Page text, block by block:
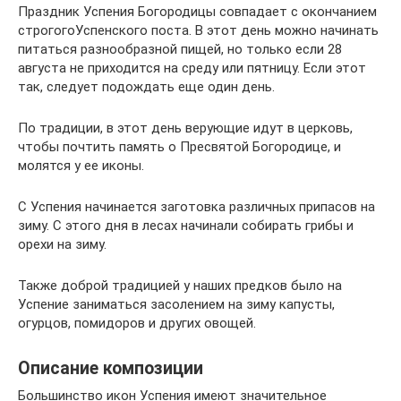
Праздник Успения Богородицы совпадает с окончанием
строгогоУспенского поста. В этот день можно начинать
питаться разнообразной пищей, но только если 28
августа не приходится на среду или пятницу. Если этот
так, следует подождать еще один день.
По традиции, в этот день верующие идут в церковь,
чтобы почтить память о Пресвятой Богородице, и
молятся у ее иконы.
С Успения начинается заготовка различных припасов на
зиму. С этого дня в лесах начинали собирать грибы и
орехи на зиму.
Также доброй традицией у наших предков было на
Успение заниматься засолением на зиму капусты,
огурцов, помидоров и других овощей.
Описание композиции
Большинство икон Успения имеют значительное